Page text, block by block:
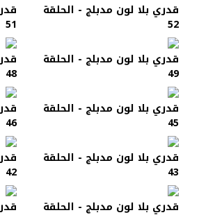
قدري بلا لون مدبلج - الحلقة
52
51
قدري بلا لون مدبلج - الحلقة
49
48
قدري بلا لون مدبلج - الحلقة
45
46
قدري بلا لون مدبلج - الحلقة
43
42
قدري بلا لون مدبلج - الحلقة